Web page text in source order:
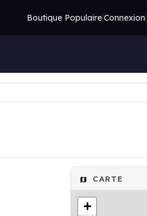
Boutique Populaire|Connexion|
CARTE
+